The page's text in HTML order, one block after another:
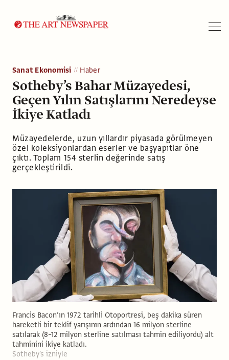
Sanat Ekonomisi Haber
Sotheby’s Bahar Müzayedesi,
Geçen Yılın Satışlarını Neredeyse
İkiye Katladı
Müzayedelerde, uzun yıllardır piyasada görülmeyen
özel koleksiyonlardan eserler ve başyapıtlar öne
çıktı. Toplam 154 sterlin değerinde satış
gerçekleştirildi.
Francis Bacon’ın 1972 tarihli Otoportresi, beş dakika süren
hareketli bir teklif yarışının ardından 16 milyon sterline
satılarak (8–12 milyon sterline satılması tahmin ediliyordu) alt
tahminini ikiye katladı.
Sotheby's izniyle